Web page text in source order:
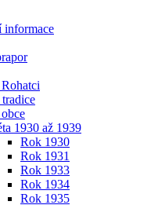
informace
1930 až 1939
Rok 1930
Rok 1931
Rok 1933
Rok 1934
Rok 1935